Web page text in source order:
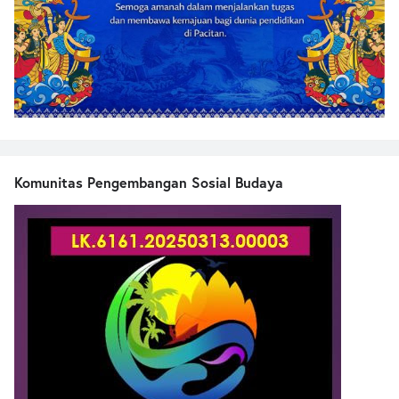
Komunitas Pengembangan Sosial Budaya